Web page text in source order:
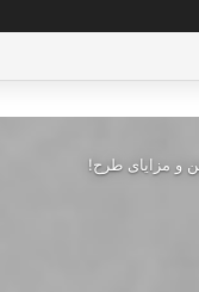
و مزایای طرح!